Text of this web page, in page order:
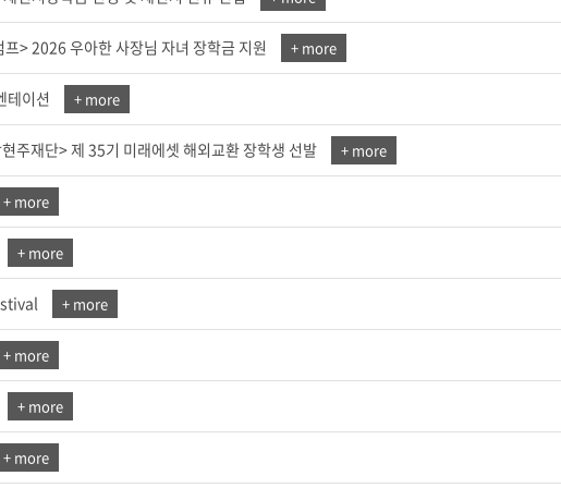
자료실 세명통통 어플리케이션
> 2026 우아한 사장님 자녀 장학금 지원 + more
테이션 + more
주재단> 제 35기 미래에셋 해외교환 장학생 선발 + more
+ more
+ more
+ more
+ more
+ more
+ more